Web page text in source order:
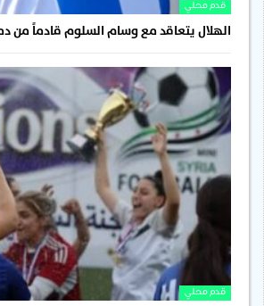
قدم محلي
الهلال يتعاقد مع وسام السلوم قادماً من
قدم محلي